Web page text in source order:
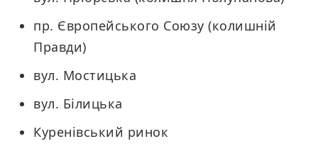
пр. Європейського Союзу (колишній
Правди)
вул. Мостицька
вул. Білицька
Куренівський ринок